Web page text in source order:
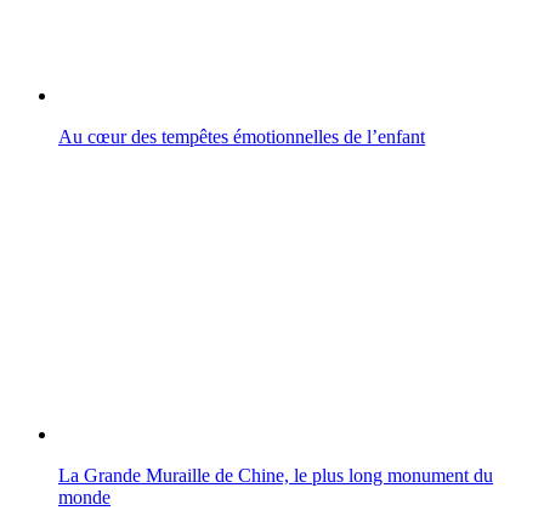
Au cœur des tempêtes émotionnelles de l’enfant
La Grande Muraille de Chine, le plus long monument du
monde